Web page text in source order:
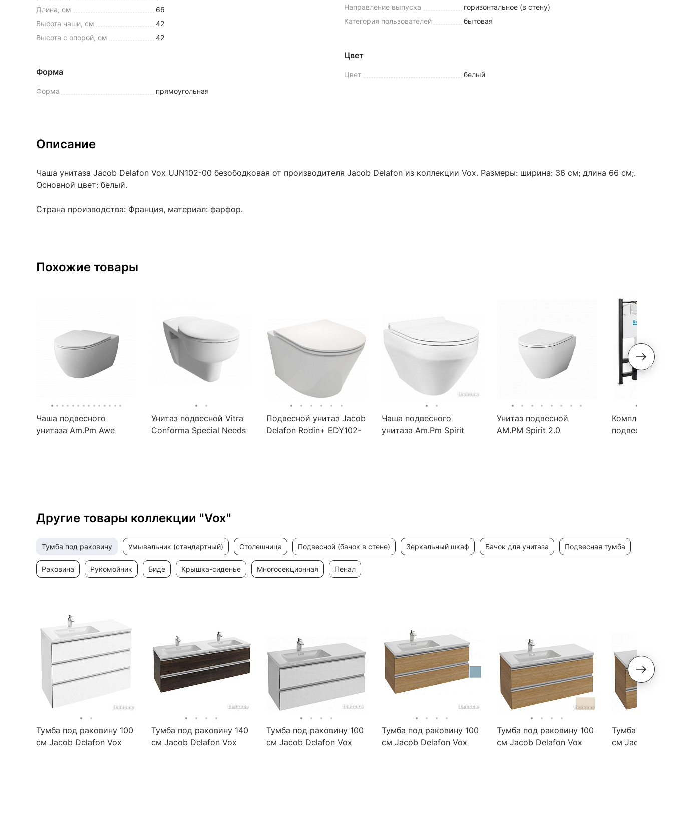
Длина, см
66
Высота чаши, см
42
Высота с опорой, см
42
Форма
Форма прямоугольная
Направление выпуска
горизонтальное (в стену)
Категория пользователей
бытовая
Цвет
Цвет белый
Описание
Чаша унитаза Jacob Delafon Vox UJN102-00 безободковая от производителя Jacob Delafon из коллекции Vox. Размеры: ширина: 36 см; длина 66 см;.
Основной цвет: белый.
Страна производства: Франция, материал: фарфор.
Похожие товары
Чаша подвесного
унитаза Am.Pm Awe
Унитаз подвесной Vitra
Conforma Special Needs
Подвесной унитаз Jacob
Delafon Rodin+ EDY102-
Чаша подвесного
унитаза Am.Pm Spirit
Унитаз подвесной
AM.PM Spirit 2.0
Комплект
подвесным
Другие товары коллекции "Vox"
тумба под раковину умывальник (стандартный) столешница подвесной (бачок в стене) зеркальный шкаф бачок для унитаза подвесная тумба
раковина рукомойник биде крышка-сиденье многосекционная пенал
Тумба под раковину 100
см Jacob Delafon Vox
Тумба под раковину 140
см Jacob Delafon Vox
Тумба под раковину 100
см Jacob Delafon Vox
Тумба под раковину 100
см Jacob Delafon Vox
Тумба под раковину 100
см Jacob Delafon Vox
Тумба под
см Jacob